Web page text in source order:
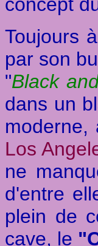
Toujours à
par son
"Black
dans un
moderne,
Los
ne
d'entre
plein de
cave, le